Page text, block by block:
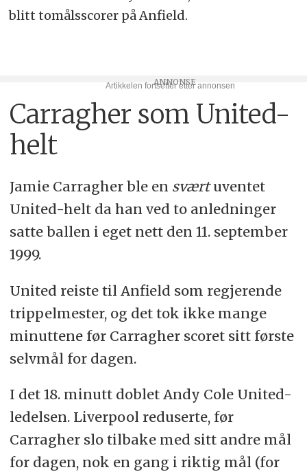
blitt tomålsscorer på Anfield.
Carragher som United-
helt
Jamie Carragher ble en sværtuventet
United-helt da han ved to anledninger
satte ballen i eget nett den 11. september
1999.
United reiste til Anfield som regjerende
trippelmester, og det tok ikke mange
minuttene før Carragher scoret sitt første
selvmål for dagen.
I det 18. minutt doblet Andy Cole United-
ledelsen. Liverpool reduserte, før
Carragher slo tilbake med sitt andre mål
for dagen, nok en gang i riktig mål (for